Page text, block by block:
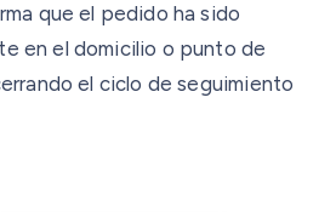
que el pedido ha sido
en el domicilio o punto de
el ciclo de seguimiento